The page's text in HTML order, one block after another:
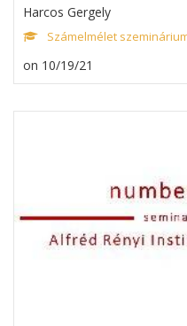
Harcos Gergely
Számelmélet
on 10/19/21